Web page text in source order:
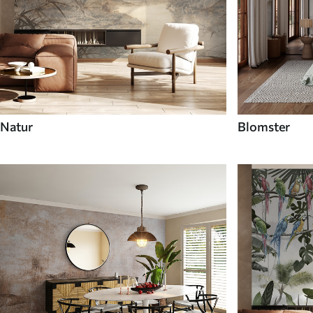
Natur Blomster